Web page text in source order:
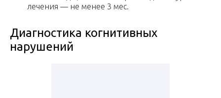
лечения — не менее 3 мес.
Диагностика когнитивных
нарушений